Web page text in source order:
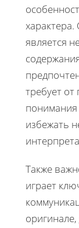
является
требует от
понимания
избежать
Также
играет